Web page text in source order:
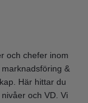
och chefer inom
&
Här hittar du
och VD. Vi